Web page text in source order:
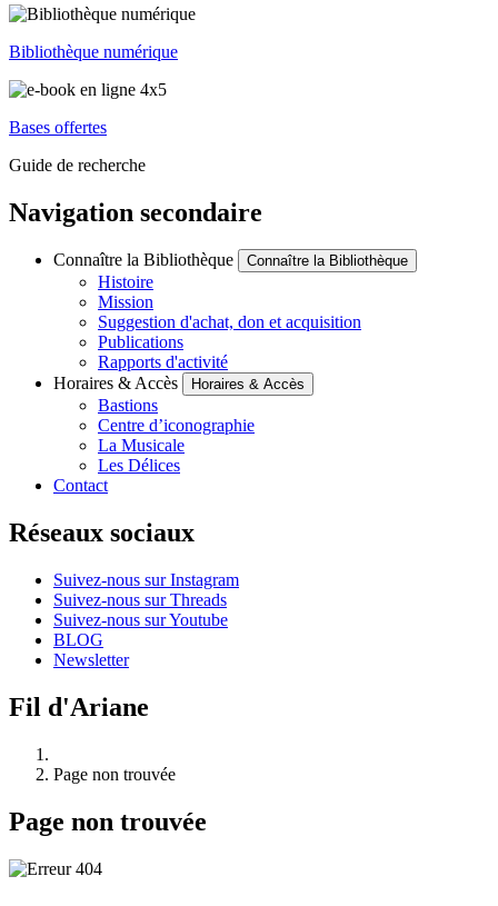
Bibliothèque numérique
Bases offertes
Guide de recherche
Navigation secondaire
Connaître la Bibliothèque Connaître la Bibliothèque
Histoire
Mission
Suggestion d'achat, don et acquisition
Publications
Rapports d'activité
Horaires & Accès
Horaires & Accès
Bastions
Centre d’iconographie
La Musicale
Les Délices
Contact
Réseaux sociaux
Suivez-nous sur Instagram
Suivez-nous sur Threads
Suivez-nous sur Youtube
BLOG
Newsletter
Fil d'Ariane
Page non trouvée
Page non trouvée